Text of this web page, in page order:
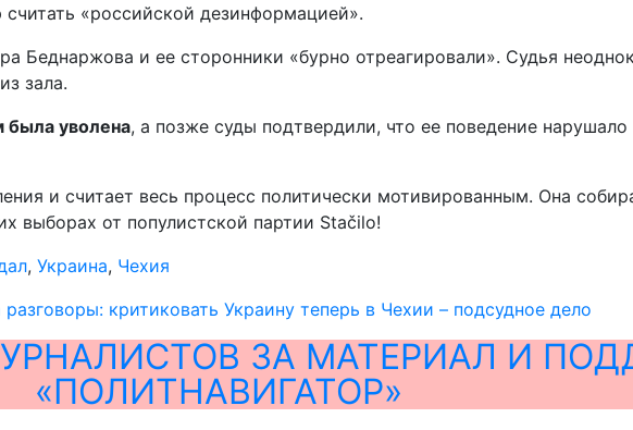
«российской дезинформацией».
Беднаржова и ее сторонники «бурно отреагировали». Судья
зала.
была уволена, а позже суды подтвердили, что ее поведение
и считает весь процесс политически мотивированным. Она
выборах от популистской партии Stačilo!
, Украина, Чехия
критиковать Украину теперь в Чехии – подсудное дело
ЗА МАТЕРИАЛ И
«ПОЛИТНАВИГАТОР»